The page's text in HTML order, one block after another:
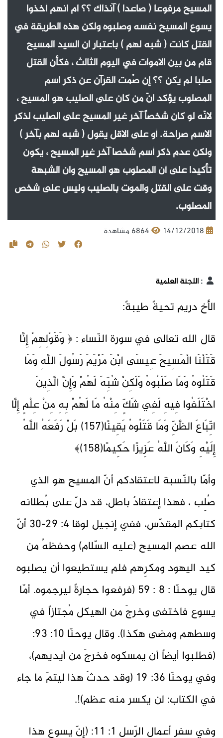
المسيح مرفوعا ( صاعدا ) آنذاك ؟؟ ام انهم أخذوا
يسوع المسيح نفسه وصلبوه ولكن هذه الطريقة في
القتل كانت ( شبه لهم ) باعتبار ان السيد المسيح
قام من بين الاموات في اليوم الثالث ، فكأن القتل
صلبا لم يكن ؟؟ إن صْمت القرآن عن ذكر اسم
المصلوب يؤكد انّ من كان على الصليب هو المسيح ،
لانّه لو كان شخصاً آخر غير المسيح على الصليب لذكر
الاسم صراحة. أو على الاقل يقول ( شبه لهم بآخر )
ولكن عدم ذكر أسم شخصا آخر غير المسيح ، يكون
تأكيدا على أن المصلوب هو المسيح وان الشبهة
وقت على القتل والموت بالصليب وليس على شخص
المصلوب.
14/12/2018 6864 مشاهدة
:اللجنة العلمية
الأخ دريم تحيةً طيبةً:
قال الله تعالى في سورة النّساء : ﴿ وَقَوْلِهِمْ إِنَّا
قَتَلْنَا الْمَسِيحَ عِيسَى ابْنَ مَرْيَمَ رَسُولَ اللَّهِ وَمَا
قَتَلُوهُ وَمَا صَلَبُوهُ وَلَكِنْ شُبِّهَ لَهُمْ وَإِنَّ الَّذِينَ
اخْتَلَفُوا فِيهِ لَفِي شَكٍّ مِنْهُ مَا لَهُمْ بِهِ مِنْ عِلْمٍ إِلَّا
اتِّبَاعَ الظَّنِّ وَمَا قَتَلُوهُ يَقِينًا(157) بَلْ رَفَعَهُ اللَّهُ
إِلَيْهِ وَكَانَ اللَّهُ عَزِيزًا حَكِيمًا(158)﴾
وأمّا بالنّسبة لاعتقادكم أنّ المسيح هو الذي
صُلِب ، فهذا إعتقادٌ باطل، قد دلّ على بُطلانه
كتابكم المقدّس، ففي إنجيل لوقا 4: 29-30 أنّ
الله عصم المسيح (عليه السّلام) وحفظهُ من
كيد اليهود ومكرِهم فلم يستطيعوا أن يصلبوه
قال يوحنّا : 8 : 59 (فرفعوا حجارةً ليرجموه. أمّا
يسوع فاختفى وخرجَ من الهيكل مُجتازاً في
وسطهم ومضى هكذا). وقال يوحنّا 10: 93:
(فطلبوا أيضاً أن يمسكوه فخرجَ من أيديهم)،
وفي يوحنّا 36: 19 (وقد حدثَ هذا ليتمّ ما جاء
في الكتاب: لن يكسر منه عظم)!.
وفي سفر أعمال الرّسل 1: 11: (إنّ يسوع هذا